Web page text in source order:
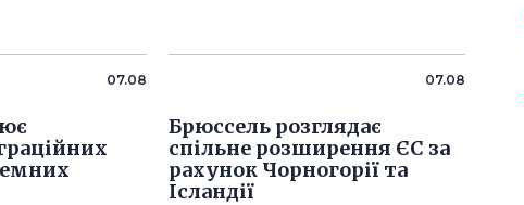
07.08 07.08
Брюссель розглядає
спільне розширення ЄС за
рахунок Чорногорії та
Ісландії